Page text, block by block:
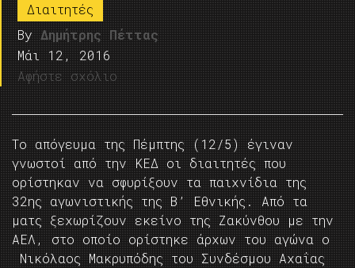
Διαιτητές
By Δημήτρης Πέττας
Μάι 12, 2016
Αφήστε σχόλιο
Το απόγευμα της Πέμπτης (12/5) έγιναν
γνωστοί από την ΚΕΔ οι διαιτητές που
ορίστηκαν να σφυρίξουν τα παιχνίδια της
32ης αγωνιστικής της Β’ Εθνικής. Από τα
ματς ξεχωρίζουν εκείνο της Ζακύνθου με την
ΑΕΛ, στο οποίο ορίστηκε άρχων του αγώνα ο
Νικόλαος Μακρυπόδης του Συνδέσμου Αχαΐας